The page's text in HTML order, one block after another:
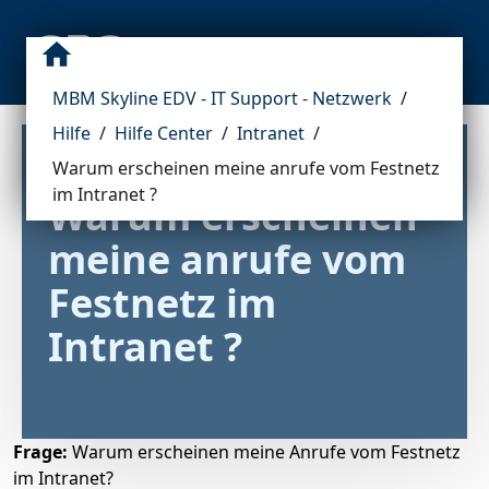
MBM Skyline EDV - IT Support - Netzwerk /
Hilfe / Hilfe Center / Intranet /
Warum erscheinen meine anrufe vom Festnetz
im Intranet ?
Warum erscheinen
meine anrufe vom
Festnetz im
Intranet ?
Frage: Warum erscheinen meine Anrufe vom Festnetz
im Intranet?